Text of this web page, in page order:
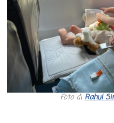
Foto diRahul